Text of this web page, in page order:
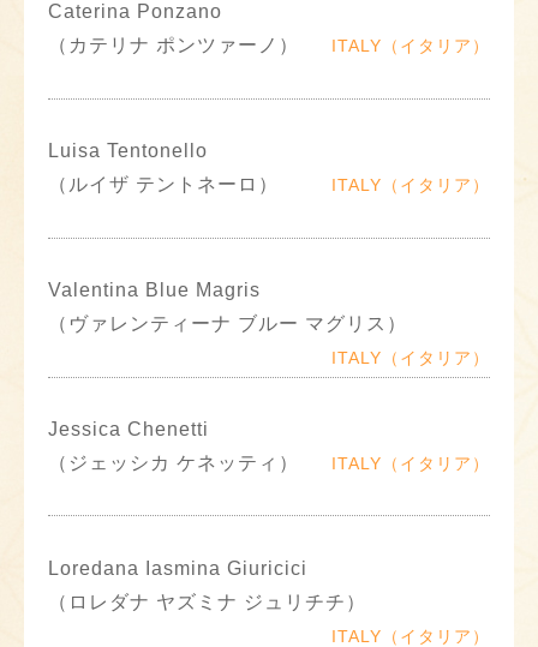
Caterina Ponzano
（カテリナ ポンツァーノ）
ITALY（イタリア）
Luisa Tentonello
（ルイザ テントネーロ）
ITALY（イタリア）
Valentina Blue Magris
（ヴァレンティーナ ブルー マグリス）
ITALY（イタリア）
Jessica Chenetti
（ジェッシカ ケネッティ）
ITALY（イタリア）
Loredana Iasmina Giuricici
（ロレダナ ヤズミナ ジュリチチ）
ITALY（イタリア）